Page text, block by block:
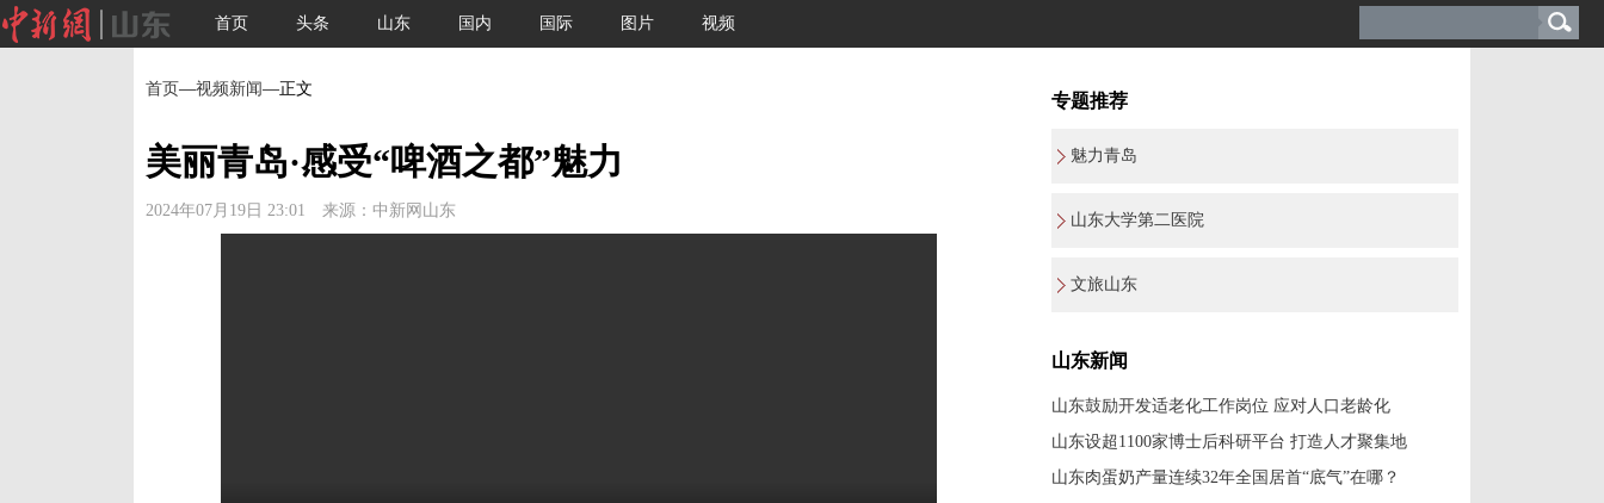
首页 头条 山东 国内 国际 图片 视频
首页—视频新闻—正文
美丽青岛·感受“啤酒之都”魅力
2024年07月19日 23:01 来源：中新网山东
专题推荐
魅力青岛
山东大学第二医院
文旅山东
山东新闻
山东鼓励开发适老化工作岗位 应对人口老龄化
山东设超1100家博士后科研平台 打造人才聚集地
山东肉蛋奶产量连续32年全国居首“底气”在哪？